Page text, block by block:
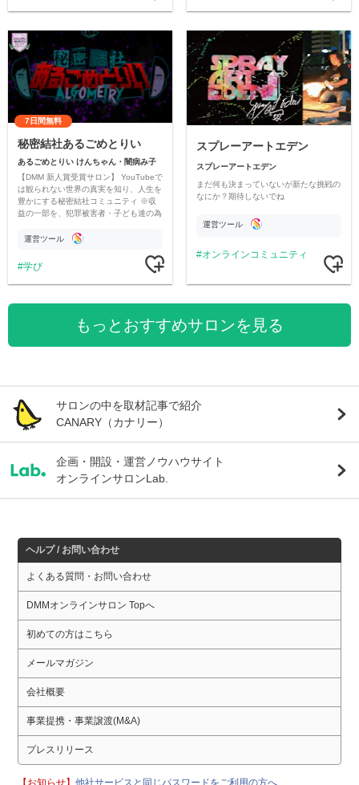
7日間無料
秘密結社あるごめとりい
あるごめとりい けんちゃん・闇病み子
【DMM 新人賞受賞サロン】 YouTubeで
は観られない世界の真実を知り、人生を
豊かにする秘密結社コミュニティ ※収
益の一部を、犯罪被害者・子ども達の為
す運営ツール
学び
スプレーアートエデン
スプレーアートエデン
まだ何も決まっていないが新たな挑戦の
なにか？期待しないでね
運営ツール
オンラインコミュニティ
もっとおすすめサロンを見る
サロンの中を取材記事で紹介
CANARY（カナリー）
企画・開設・運営ノウハウサイト
オンラインサロンLab.
ヘルプ / お問い合わせ
よくある質問・お問い合わせ
DMMオンラインサロン Topへ
初めての方はこちら
メールマガジン
会社概要
事業提携・事業譲渡(M&A)
プレスリリース
【お知らせ】他社サービスと同じパスワードをご利用の方へ